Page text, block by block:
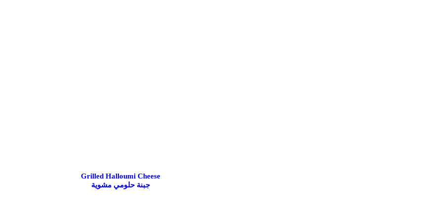
Grilled Halloumi Cheese
جبنة حلومي مشوية